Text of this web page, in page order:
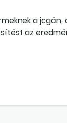
a jogán,
az